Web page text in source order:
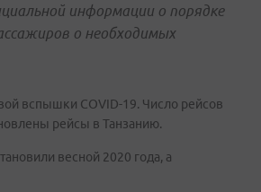
информации о порядке
о необходимых
вспышки COVID-19. Число рейсов
рейсы в Танзанию.
весной 2020 года, а